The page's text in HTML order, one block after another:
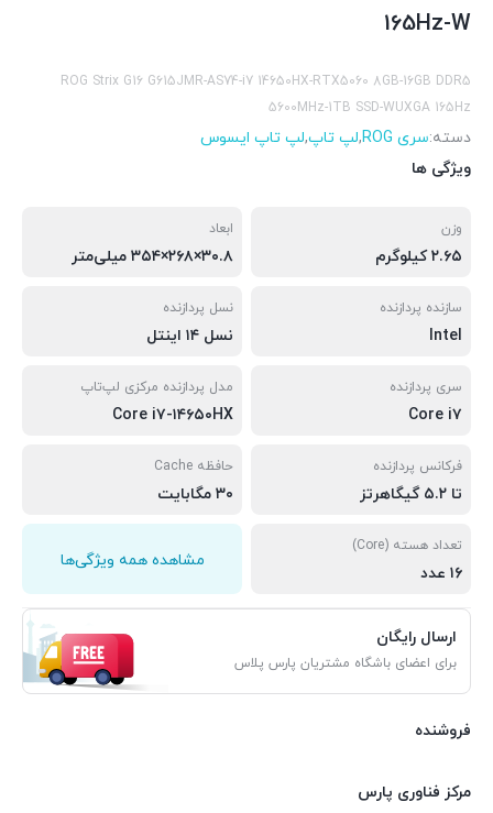
165Hz-W
ROG Strix G16 G615JMR-AS74-i7 14650HX-RTX5060 8GB-16GB DDR5
5600MHz-1TB SSD-WUXGA 165Hz
دسته:سری ROG ,لپ تاپ,لپ تاپ ایسوس
ویژگی ها
وزن
۲.۶۵ کیلوگرم
ابعاد
۳۰.۸×۲۶۸×۳۵۴ میلی‌متر
سازنده پردازنده
Intel
نسل پردازنده
نسل ۱۴ اینتل
سری پردازنده
Core i۷
مدل پردازنده مرکزی لپ‌تاپ
Core i۷-۱۴۶۵۰HX
فرکانس پردازنده
تا ۵.۲ گیگاهرتز
حافظه Cache
۳۰ مگابایت
تعداد هسته (Core)
۱۶ عدد
مشاهده همه ویژگی‌ها
ارسال رایگان
برای اعضای باشگاه مشتریان پارس پلاس
فروشنده
مرکز فناوری پارس